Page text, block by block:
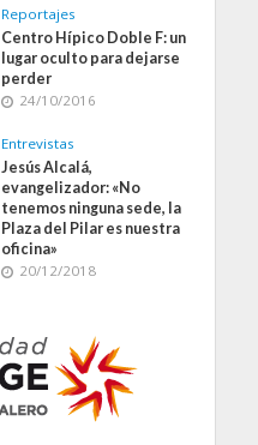
Reportajes
Centro Hípico Doble F: un
lugar oculto para dejarse
perder
24/10/2016
Entrevistas
Jesús Alcalá,
evangelizador: «No
tenemos ninguna sede, la
Plaza del Pilar es nuestra
oficina»
20/12/2018